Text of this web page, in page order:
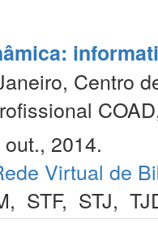
Centro
2014.
Virtual de
, STF, STJ,